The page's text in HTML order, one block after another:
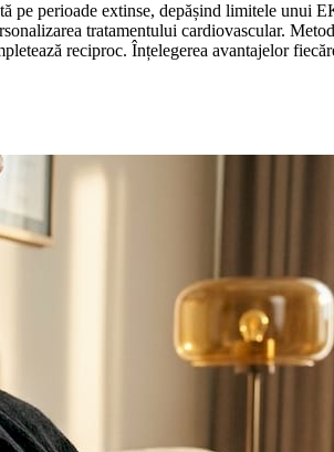
pe perioade extinse, depășind limitele unui
tratamentului cardiovascular.
reciproc. Înțelegerea avantajelor